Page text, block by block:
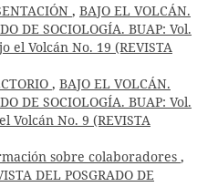
, BAJO EL VOLCÁN.
DE SOCIOLOGÍA. BUAP: Vol.
el Volcán No. 19 (REVISTA
, BAJO EL VOLCÁN.
DE SOCIOLOGÍA. BUAP: Vol.
Volcán No. 9 (REVISTA
sobre colaboradores ,
DEL POSGRADO DE